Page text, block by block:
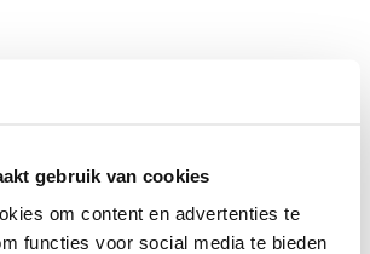
gebruik van cookies
om content en advertenties te
functies voor social media te bieden